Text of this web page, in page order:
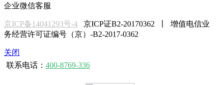
企业微信客服
京ICP备14041293号-4 京ICP证B2-20170362 丨 增值电信业
务经营许可证编号（京）-B2-2017-0362
关闭
联系电话： 400-8769-336